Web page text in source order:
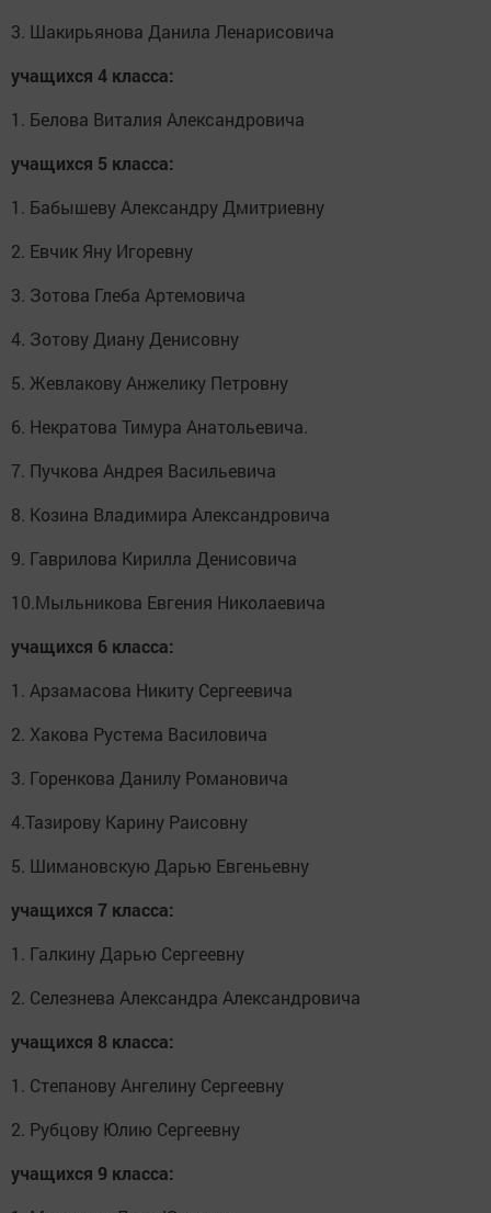
3. Шакирьянова Данила Ленарисовича
учащихся 4 класса:
1. Белова Виталия Александровича
учащихся 5 класса:
1. Бабышеву Александру Дмитриевну
2. Евчик Яну Игоревну
3. Зотова Глеба Артемовича
4. Зотову Диану Денисовну
5. Жевлакову Анжелику Петровну
6. Некратова Тимура Анатольевича.
7. Пучкова Андрея Васильевича
8. Козина Владимира Александровича
9. Гаврилова Кирилла Денисовича
10.Мыльникова Евгения Николаевича
учащихся 6 класса:
1. Арзамасова Никиту Сергеевича
2. Хакова Рустема Василовича
3. Горенкова Данилу Романовича
4.Тазирову Карину Раисовну
5. Шимановскую Дарью Евгеньевну
учащихся 7 класса:
1. Галкину Дарью Сергеевну
2. Селезнева Александра Александровича
учащихся 8 класса:
1. Степанову Ангелину Сергеевну
2. Рубцову Юлию Сергеевну
учащихся 9 класса: